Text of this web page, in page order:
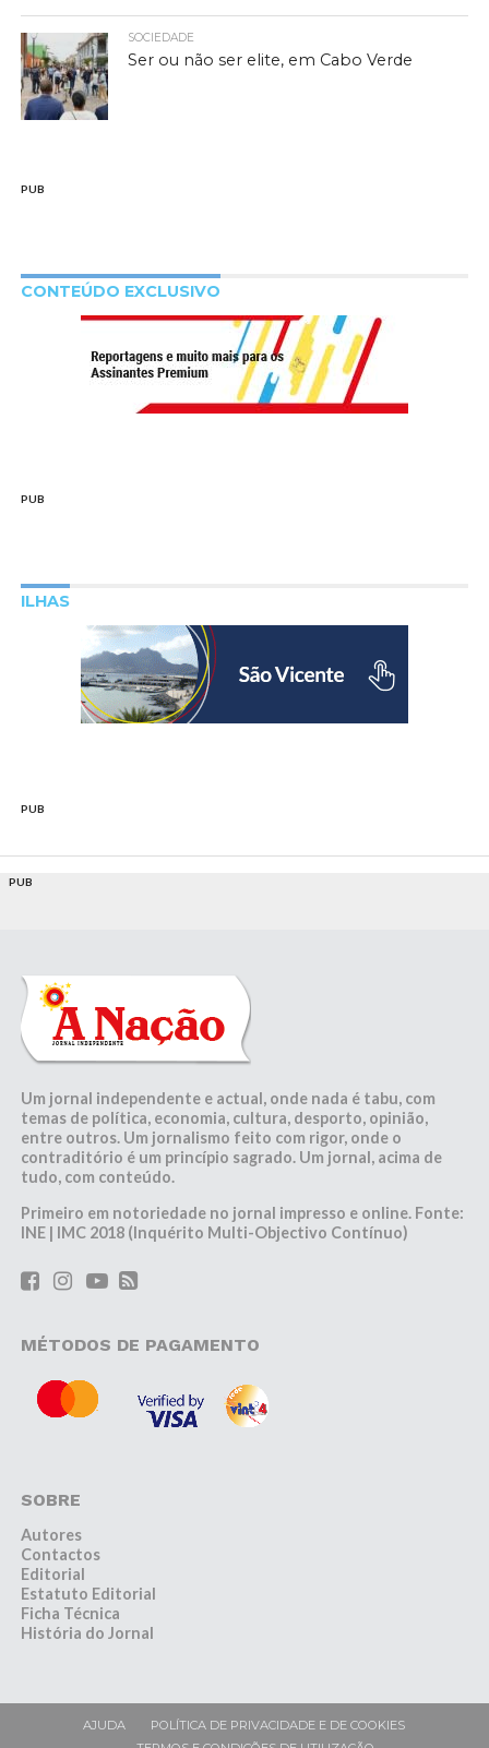
SOCIEDADE
Ser ou não ser elite, em Cabo Verde
PUB
CONTEÚDO EXCLUSIVO
PUB
ILHAS
PUB
PUB
Um jornal independente e actual, onde nada é tabu, com
temas de política, economia, cultura, desporto, opinião,
entre outros. Um jornalismo feito com rigor, onde o
contraditório é um princípio sagrado. Um jornal, acima de
tudo, com conteúdo.
Primeiro em notoriedade no jornal impresso e online. Fonte:
INE | IMC 2018 (Inquérito Multi-Objectivo Contínuo)
MÉTODOS DE PAGAMENTO
SOBRE
Autores
Contactos
Editorial
Estatuto Editorial
Ficha Técnica
História do Jornal
AJUDA
POLÍTICA DE PRIVACIDADE E DE COOKIES